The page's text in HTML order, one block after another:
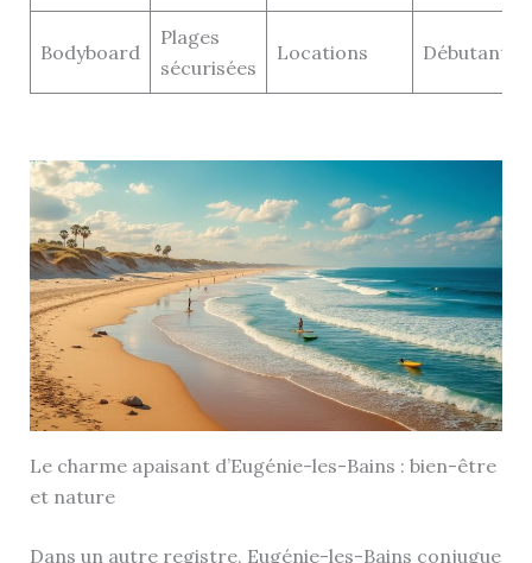
Bodyboard
Plages
sécurisées
Locations Débutant
Le charme apaisant d’Eugénie-les-Bains : bien-être
et nature
Dans un autre registre, Eugénie-les-Bains conjugue